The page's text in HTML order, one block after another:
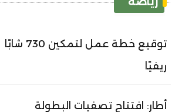
توقيع خطة عمل لتمكين 730 شابًا
ريفيًا
أطار: افتتاح تصفيات البطولة